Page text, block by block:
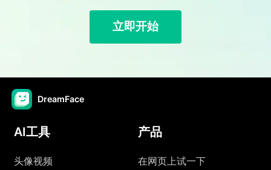
立即开始
DreamFace
AI工具
头像视频
产品
在网页上试一下